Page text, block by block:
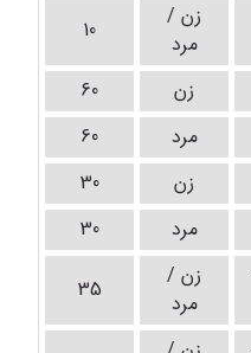
زن /
مرد
10
زن
60
مرد
60
زن
30
مرد 30
زن /
مرد
35